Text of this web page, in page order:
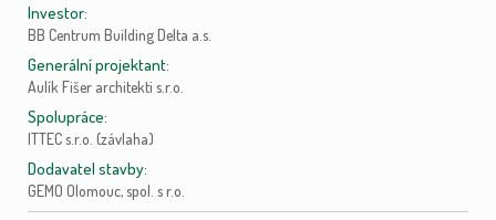
Investor:
BB Centrum Building Delta a.s.
Generální projektant:
Aulík Fišer architekti s.r.o.
Spolupráce:
ITTEC s.r.o. (závlaha)
Dodavatel stavby:
GEMO Olomouc, spol. s r.o.